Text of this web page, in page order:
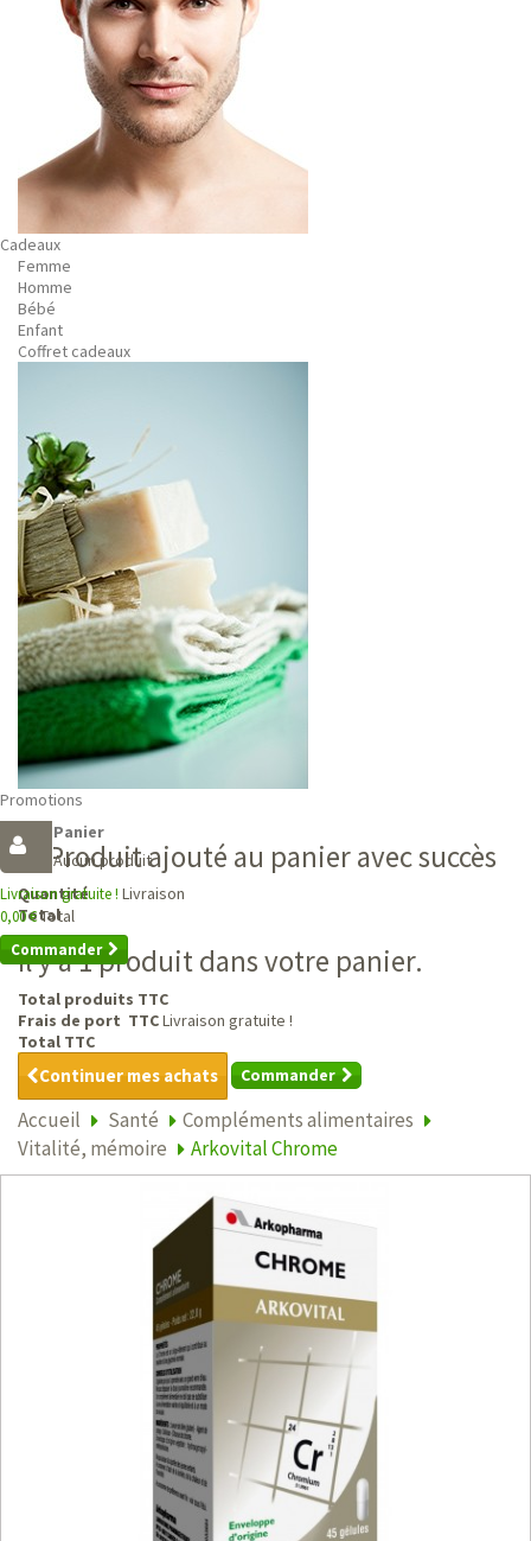
Cadeaux
Femme
Homme
Bébé
Enfant
Coffret cadeaux
Promotions
Panier
Aucun produit
Livraison gratuite ! Livraison
0,00 €Total
Commander
Produit ajouté au panier avec succès
Quantité
Total
Il y a 1 produit dans votre panier.
Total produits TTC
Frais de port TTCLivraison gratuite !
Total TTC
Continuer mes achats Commander
Accueil Santé
Compléments alimentaires
Vitalité, mémoire
Arkovital Chrome